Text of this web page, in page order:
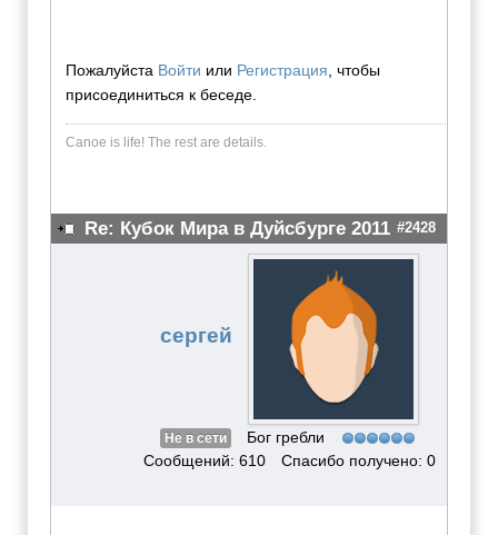
Пожалуйста Войти или Регистрация , чтобы
присоединиться к беседе.
Canoe is life! The rest are dеtails.
Re: Кубок Мира в Дуйсбурге 2011 #2428
сергей
Не в сети
Бог гребли
Сообщений: 610
Спасибо получено: 0